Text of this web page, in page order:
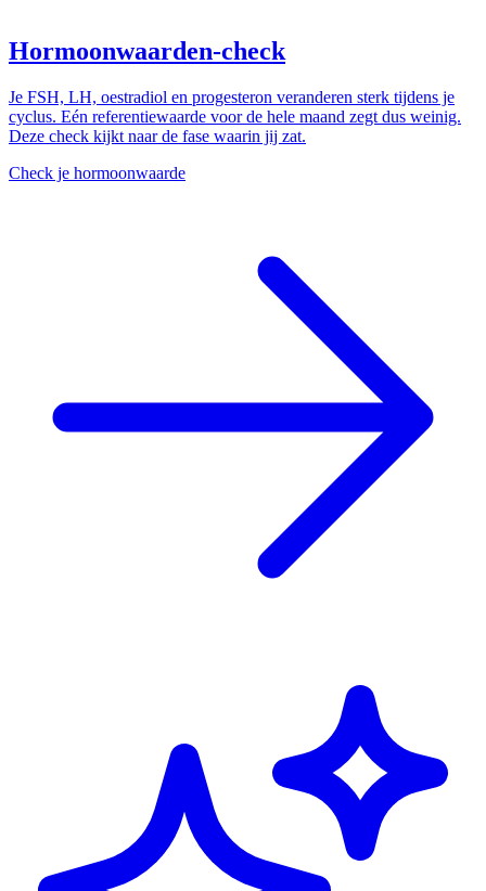
Hormoonwaarden-check
Je FSH, LH, oestradiol en progesteron veranderen sterk tijdens je
cyclus. Eén referentiewaarde voor de hele maand zegt dus weinig.
Deze check kijkt naar de fase waarin jij zat.
Check je hormoonwaarde